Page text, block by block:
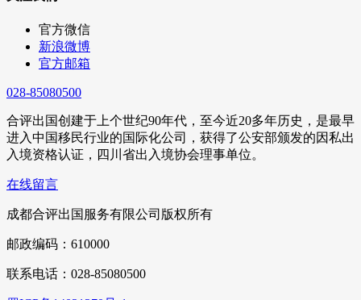
官方微信
新浪微博
官方邮箱
028-85080500
合评出国创建于上个世纪90年代，至今近20多年历史，是最早
进入中国移民行业的国际化公司，获得了公安部颁发的因私出
入境资格认证，四川省出入境协会理事单位。
在线留言
成都合评出国服务有限公司版权所有
邮政编码：610000
联系电话：028-85080500